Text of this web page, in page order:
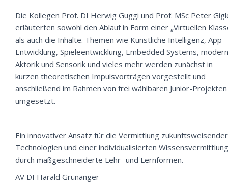
Die Kollegen Prof. DI Herwig Guggi und Prof. MSc Peter
erläuterten sowohl den Ablauf in Form einer „Virtuellen
als auch die Inhalte. Themen wie Künstliche Intelligenz, App-
Entwicklung, Spieleentwicklung, Embedded Systems,
Aktorik und Sensorik und vieles mehr werden zunächst in
kurzen theoretischen Impulsvorträgen vorgestellt und
anschließend im Rahmen von frei wählbaren Junior-Projekten
umgesetzt.
Ein innovativer Ansatz für die Vermittlung zukunftsweisender
Technologien und einer individualisierten Wissensvermittlung
durch maßgeschneiderte Lehr- und Lernformen.
AV DI Harald Grünanger